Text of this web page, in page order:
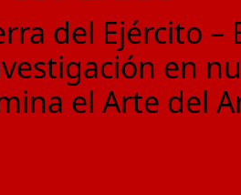
del Ejército
en
el Arte del